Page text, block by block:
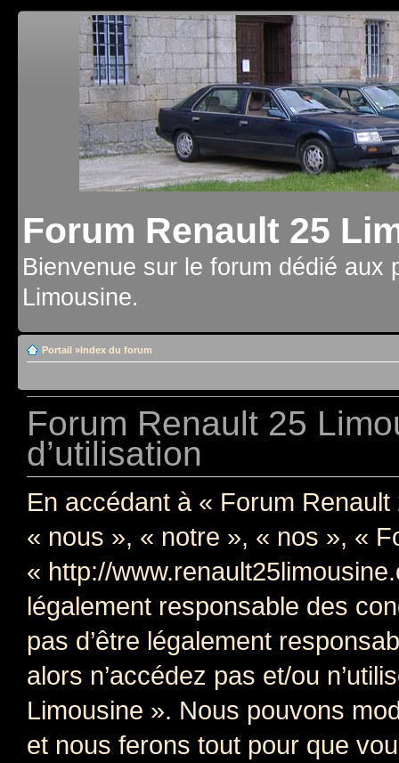
Forum Renault 25
Bienvenue sur le forum dédié aux
Limousine.
Portail »Index du forum
Forum Renault 25
d’utilisation
En accédant à « Forum
« nous », « notre », « nos », «
« http://
légalement responsable des
pas d’être légalement
alors n’accédez pas et/ou
Limousine ». Nous pouvons
et nous ferons tout pour que